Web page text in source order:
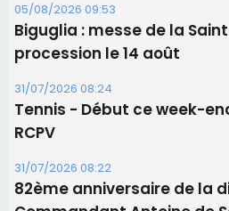
05/08/2026 09:53
Biguglia : messe de la
procession le 14 août
31/07/2026 08:24
Tennis - Début ce week-
RCPV
31/07/2026 08:22
82ème anniversaire de la